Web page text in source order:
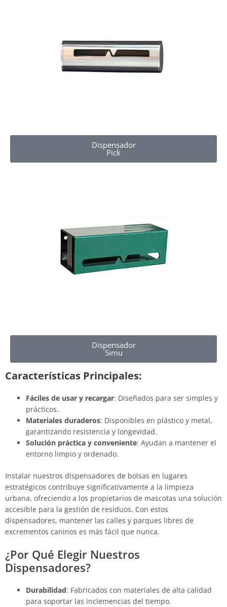
Dispensador
Pick
Dispensador
Simu
Características Principales:
Fáciles de usar y recargar: Diseñados para ser simples y
prácticos.
Materiales duraderos: Disponibles en plástico y metal,
garantizando resistencia y longevidad.
Solución práctica y conveniente: Ayudan a mantener el
entorno limpio y ordenado.
Instalar nuestros dispensadores de bolsas en lugares
estratégicos contribuye significativamente a la limpieza
urbana, ofreciendo a los propietarios de mascotas una solución
accesible para la gestión de residuos. Con estos
dispensadores, mantener las calles y parques libres de
excrementos caninos es más fácil que nunca.
¿Por Qué Elegir Nuestros
Dispensadores?
Durabilidad: Fabricados con materiales de alta calidad
para soportar las inclemencias del tiempo.